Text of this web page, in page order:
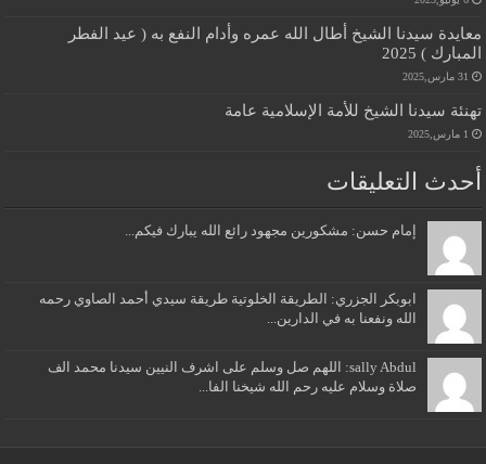
معايدة سيدنا الشيخ أطال الله عمره وأدام النفع به ( عيد الفطر
المبارك ) 2025
31 مارس,2025
تهنئة سيدنا الشيخ للأمة الإسلامية عامة
1 مارس,2025
أحدث التعليقات
إمام حسن: مشكورين مجهود رائع الله يبارك فيكم...
ابوبكر الجزري: الطريقة الخلوتية طريقة سيدي أحمد الصاوي رحمه
الله ونفعنا به في الدارين...
sally Abdul: اللهم صل وسلم على اشرف النيين سيدنا محمد الف
صلاة وسلام عليه رحم الله شيخنا الفا...